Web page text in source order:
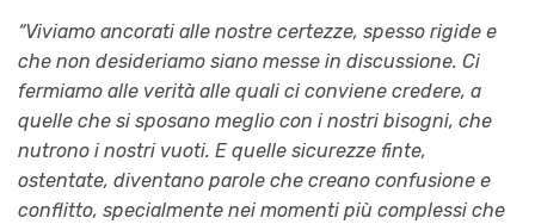
“Viviamo ancorati alle nostre certezze, spesso rigide e
che non desideriamo siano messe in discussione. Ci
fermiamo alle verità alle quali ci conviene credere, a
quelle che si sposano meglio con i nostri bisogni, che
nutrono i nostri vuoti. E quelle sicurezze finte,
ostentate, diventano parole che creano confusione e
conflitto, specialmente nei momenti più complessi che